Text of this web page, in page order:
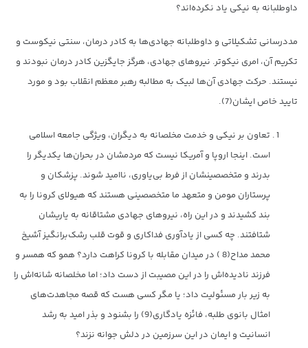
داوطلبانه به نیکی یاد نکرده‌اند؟
مددرسانی تشکیلاتی و داوطلبانه جهادی‌ها به کادر درمان، سنتی نیکوست و
تکریم آن، امری نیکوتر. نیروهای جهادی، هرگز جایگزین کادر درمان نبودند و
نیستند. حرکت جهادی آن‌ها لبیک به مطالبه رهبر معظم انقلاب بود و مورد
تایید خاص ایشان(7).
تعاون بر نیکی و خدمت مخلصانه به دیگران، ویژگی‌ جامعه اسلامی
است. اینجا اروپا و آمریکا نیست که مردمشان در بحران‌ها یکدیگر را
بدرند و متخصصینشان از فرط بی‌یاوری، ناامید شوند. پزشکان و
پرستاران مومن و متعهد ما متخصصینی هستند که هیولای کرونا را به
بند کشیدند و در این راه، نیروهای جهادی مشتاقانه به یاریشان
شتافتند. چه کسی از یادآوری فداکاری و قوت قلب رشک‌برانگیز آشیخ
محمد مداح(8 ) در میدان مقابله با کرونا کراهت دارد؟ همو که همسر و
فرزند نادیده‌اش را در این مصیبت از دست داد؛ اما مخلصانه شانه‌اش را
به زیر بار مسئولیت داد؛ یا مگر کسی هست که قصه مجاهدت‌های
امثال بانوی طلبه، فائزه یادگاری(9) را بشنود و بذر امید به رشد
انسانیت و ایمان در این سرزمین در دلش جوانه نزند؟